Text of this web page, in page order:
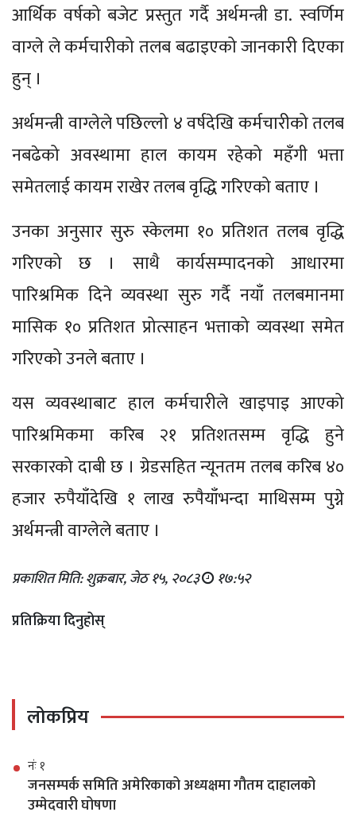
आर्थिक वर्षको बजेट प्रस्तुत गर्दै अर्थमन्त्री डा. स्वर्णिम
वाग्ले ले कर्मचारीको तलब बढाइएको जानकारी दिएका
हुन् ।
अर्थमन्त्री वाग्लेले पछिल्लो ४ वर्षदेखि कर्मचारीको तलब
नबढेको अवस्थामा हाल कायम रहेको महँगी भत्ता
समेतलाई कायम राखेर तलब वृद्धि गरिएको बताए ।
उनका अनुसार सुरु स्केलमा १० प्रतिशत तलब वृद्धि
गरिएको छ । साथै कार्यसम्पादनको आधारमा
पारिश्रमिक दिने व्यवस्था सुरु गर्दै नयाँ तलबमानमा
मासिक १० प्रतिशत प्रोत्साहन भत्ताको व्यवस्था समेत
गरिएको उनले बताए ।
यस व्यवस्थाबाट हाल कर्मचारीले खाइपाइ आएको
पारिश्रमिकमा करिब २१ प्रतिशतसम्म वृद्धि हुने
सरकारको दाबी छ । ग्रेडसहित न्यूनतम तलब करिब ४०
हजार रुपैयाँदेखि १ लाख रुपैयाँभन्दा माथिसम्म पुग्ने
अर्थमन्त्री वाग्लेले बताए ।
प्रकाशित मिति: शुक्रबार, जेठ १५, २०८३ १७:५२
प्रतिक्रिया दिनुहोस्
लोकप्रिय
नंः १
जनसम्पर्क समिति अमेरिकाको अध्यक्षमा गौतम दाहालको
उम्मेदवारी घोषणा